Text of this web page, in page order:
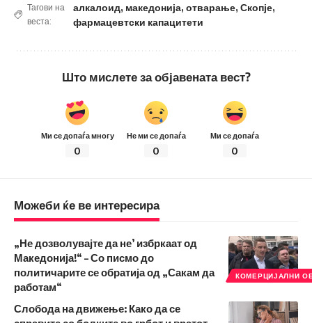
Тагови на
веста:
алкалоид, македонија, отварање, Скопје,
фармацевтски капацитети
Што мислете за објавената вест?
Ми се допаѓа многу
0
Не ми се допаѓа
0
Ми се допаѓа
0
Можеби ќе ве интересира
КОМЕРЦИЈАЛНИ
„Не дозволувајте да не’ избркаат од
Македонија!“ – Со писмо до
политичарите се обратија од „Сакам да
работам“
Слобода на движење: Како да се